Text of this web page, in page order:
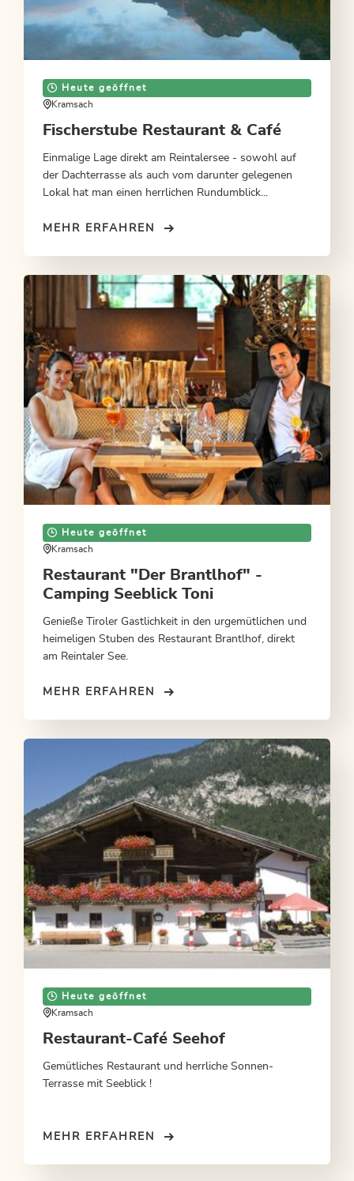
Heute geöffnet
Kramsach
Fischerstube Restaurant & Café
Einmalige Lage direkt am Reintalersee - sowohl auf
der Dachterrasse als auch vom darunter gelegenen
Lokal hat man einen herrlichen Rundumblick...
MEHR ERFAHREN
Heute geöffnet
Kramsach
Restaurant "Der Brantlhof" -
Camping Seeblick Toni
Genieße Tiroler Gastlichkeit in den urgemütlichen und
heimeligen Stuben des Restaurant Brantlhof, direkt
am Reintaler See.
MEHR ERFAHREN
Heute geöffnet
Kramsach
Restaurant-Café Seehof
Gemütliches Restaurant und herrliche Sonnen-
Terrasse mit Seeblick !
MEHR ERFAHREN